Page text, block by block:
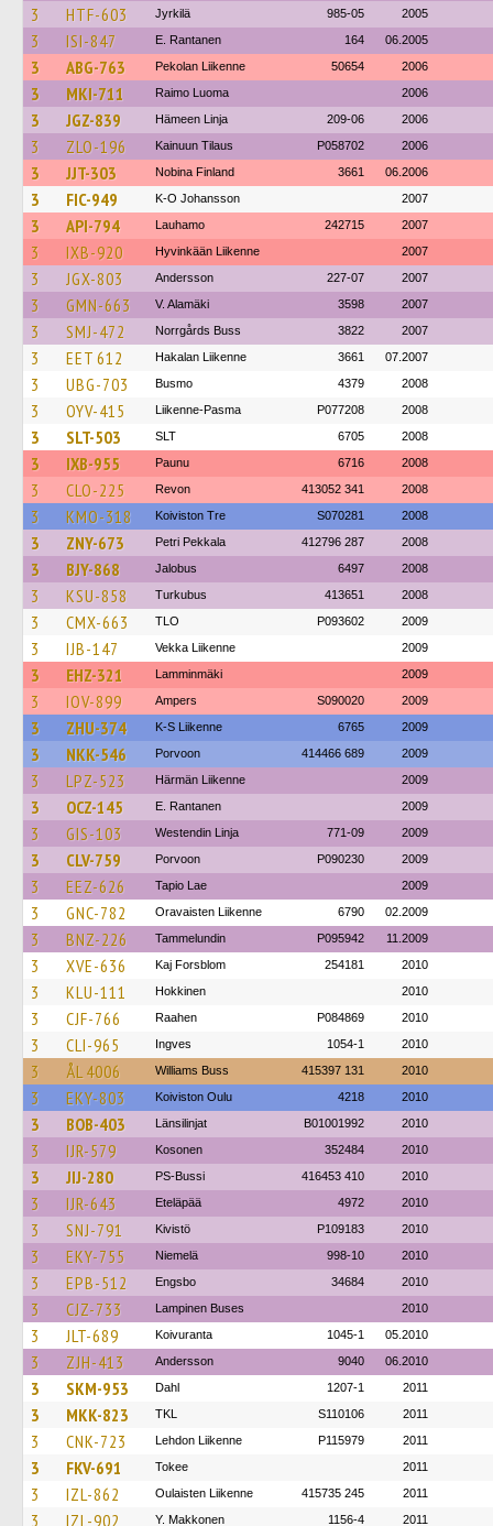
3 HTF-603 Jyrkilä 985-05 2005
3 ISI-847 E. Rantanen 164 06.2005
3 ABG-763 Pekolan Liikenne 50654 2006
3 MKI-711 Raimo Luoma 2006
3 JGZ-839 Hämeen Linja 209-06 2006
3 ZLO-196 Kainuun Tilaus P058702 2006
3 JJT-303 Nobina Finland 3661 06.2006
3 FIC-949 K-O Johansson 2007
3 API-794 Lauhamo 242715 2007
3 IXB-920 Hyvinkään Liikenne 2007
3 JGX-803 Andersson 227-07 2007
3 GMN-663 V. Alamäki 3598 2007
3 SMJ-472 Norrgårds Buss 3822 2007
3 EET 612 Hakalan Liikenne 3661 07.2007
3 UBG-703 Busmo 4379 2008
3 OYV-415 Liikenne-Pasma P077208 2008
3 SLT-503 SLT 6705 2008
3 IXB-955 Paunu 6716 2008
3 CLO-225 Revon 413052 341 2008
3 KMO-318 Koiviston Tre S070281 2008
3 ZNY-673 Petri Pekkala 412796 287 2008
3 BJY-868 Jalobus 6497 2008
3 KSU-858 Turkubus 413651 2008
3 CMX-663 TLO P093602 2009
3 IJB-147 Vekka Liikenne 2009
3 EHZ-321 Lamminmäki 2009
3 IOV-899 Ampers S090020 2009
3 ZHU-374 K-S Liikenne 6765 2009
3 NKK-546 Porvoon 414466 689 2009
3 LPZ-523 Härmän Liikenne 2009
3 OCZ-145 E. Rantanen 2009
3 GIS-103 Westendin Linja 771-09 2009
3 CLV-759 Porvoon P090230 2009
3 EEZ-626 Tapio Lae 2009
3 GNC-782 Oravaisten Liikenne 6790 02.2009
3 BNZ-226 Tammelundin P095942 11.2009
3 XVE-636 Kaj Forsblom 254181 2010
3 KLU-111 Hokkinen 2010
3 CJF-766 Raahen P084869 2010
3 CLI-965 Ingves 1054-1 2010
3 ÅL 4006 Williams Buss 415397 131 2010
3 EKY-803 Koiviston Oulu 4218 2010
3 BOB-403 Länsilinjat B01001992 2010
3 IJR-579 Kosonen 352484 2010
3 JIJ-280 PS-Bussi 416453 410 2010
3 IJR-643 Eteläpää 4972 2010
3 SNJ-791 Kivistö P109183 2010
3 EKY-755 Niemelä 998-10 2010
3 EPB-512 Engsbo 34684 2010
3 CJZ-733 Lampinen Buses 2010
3 JLT-689 Koivuranta 1045-1 05.2010
3 ZJH-413 Andersson 9040 06.2010
3 SKM-953 Dahl 1207-1 2011
3 MKK-823 TKL S110106 2011
3 CNK-723 Lehdon Liikenne P115979 2011
3 FKV-691 Tokee 2011
3 IZL-862 Oulaisten Liikenne 415735 245 2011
3 IZL-902 Y. Makkonen 1156-4 2011